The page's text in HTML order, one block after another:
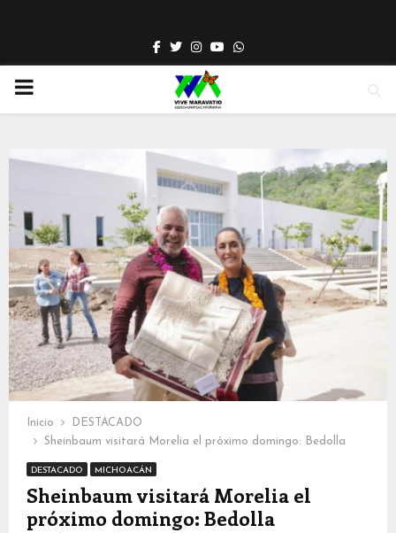
Facebook
TwitterInstagram
YoutubeWhatsapp
PRIMARY
Inicio
DESTACADO
Sheinbaum visitará Morelia el próximo domingo: Bedolla
DESTACADO MICHOACÁN
Sheinbaum visitará Morelia el
próximo domingo: Bedolla